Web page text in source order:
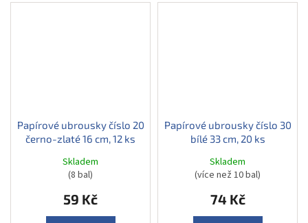
Papírové ubrousky číslo 20
černo-zlaté 16 cm, 12 ks
Skladem
(8 bal)
59 Kč
Papírové ubrousky číslo 30
bílé 33 cm, 20 ks
Skladem
(více než 10 bal)
74 Kč